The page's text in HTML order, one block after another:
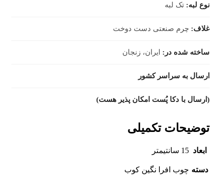
نوع لبه: تک لبه
غلاف: چرم صنعتی دست دوخت
ساخته شده در: ایران، زنجان
ارسال به سراسر کشور
(ارسال با دکا پُست امکان پذیر هست)
توضیحات تکمیلی
ابعاد 15 سانتیمتر
دسته چوب افرا نگین کوب